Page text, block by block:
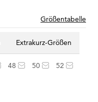
Größentabelle
Extrakurz-Größen
48 50
52